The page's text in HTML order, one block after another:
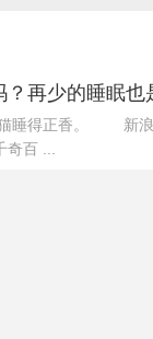
再少的睡眠也
猫睡得正香。 新浪
奇百 ...